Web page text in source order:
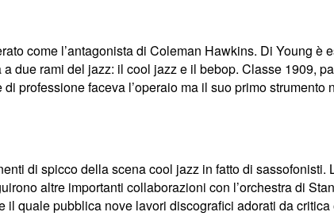
come l’antagonista di Coleman Hawkins. Di Young
due rami del jazz: il cool jazz e il bebop. Classe 1909,
professione faceva l’operaio ma il suo primo
di spicco della scena cool jazz in fatto di
altre importanti collaborazioni con l’orchestra di
il quale pubblica nove lavori discografici adorati da